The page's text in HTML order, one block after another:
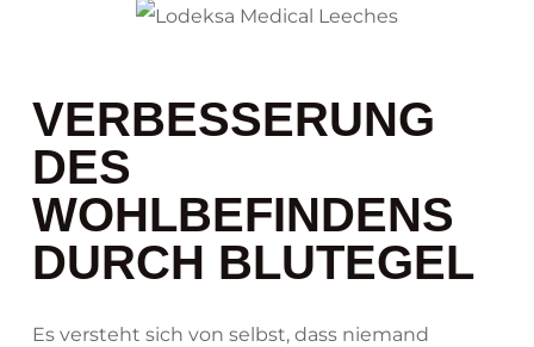
VERBESSERUNG
DES
WOHLBEFINDENS
DURCH BLUTEGEL
Es versteht sich von selbst, dass niemand